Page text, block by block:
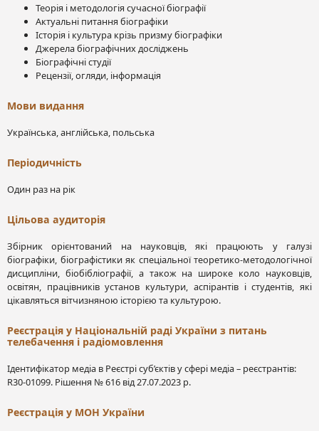
Теорія і методологія сучасної біографії
Актуальні питання біографіки
Історія і культура крізь призму біографіки
Джерела біографічних досліджень
Біографічні студії
Рецензії, огляди, інформація
Мови видання
Українська, англійська, польська
Періодичність
Один раз на рік
Цільова аудиторія
Збірник орієнтований на науковців, які працюють у галузі
біографіки, біографістики як спеціальної теоретико-методологічної
дисципліни, біобібліографії, а також на широке коло науковців,
освітян, працівників установ культури, аспірантів і студентів, які
цікавляться вітчизняною історією та культурою.
Реєстрація у Національній раді України з питань
телебачення і радіомовлення
Ідентифікатор медіа в Реєстрі суб’єктів у сфері медіа – реєстрантів:
R30-01099. Рішення № 616 від 27.07.2023 р.
Реєстрація у МОН України